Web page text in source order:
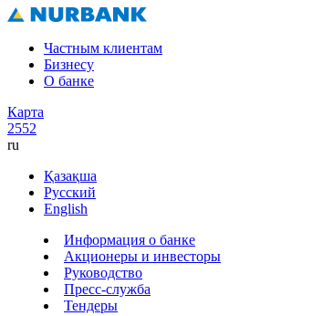
Частным клиентам
Бизнесу
О банке
Карта
2552
ru
Қазақша
Русский
English
Информация о банке
Акционеры и инвесторы
Руководство
Пресс-служба
Тендеры